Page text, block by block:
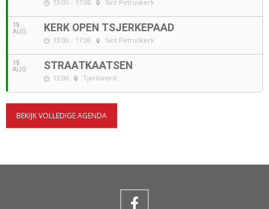
13:00 - 17:00 Sint Petruskerk
15
AUG KERK OPEN TSJERKEPAAD
13:00 - 17:00 Sint Petruskerk
15
AUG STRAATKAATSEN
13:00 Tjerkwerd
BEKIJK VOLLEDIGE AGENDA